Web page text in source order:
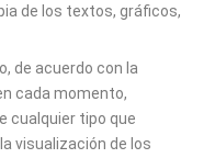
de los textos, gráficos,
de acuerdo con la
cada momento,
cualquier tipo que
visualización de los